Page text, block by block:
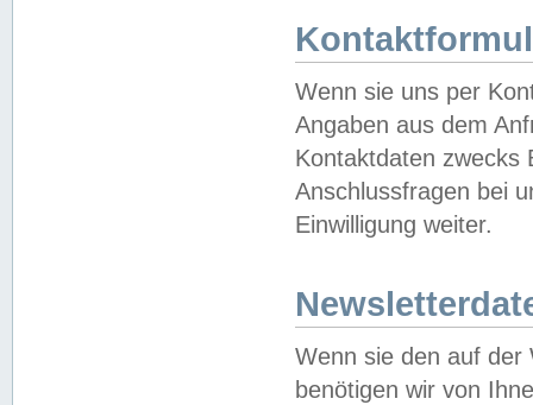
Wenn sie uns per
Angaben aus dem
Kontaktdaten zwecks
Anschlussfragen bei
Einwilligung weiter.
Wenn sie den auf der
benötigen wir von